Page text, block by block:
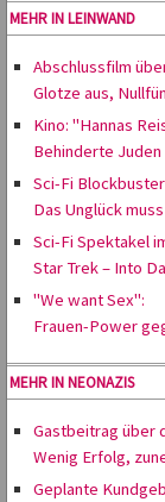
MEHR IN LEINWAND
Abschlussfilm
Glotze aus,
Kino: "Hannas
Behinderte
Sci-Fi
Das Unglück
Sci-Fi Spektakel
Star Trek – Into
"We want Sex":
Frauen-Power
MEHR IN NEONAZIS
Gastbeitrag über
Wenig Erfolg,
Geplante